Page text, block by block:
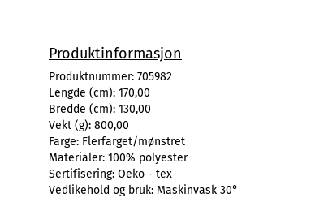
Produktinformasjon
Produktnummer: 705982
Lengde (cm): 170,00
Bredde (cm): 130,00
Vekt (g): 800,00
Farge: Flerfarget/mønstret
Materialer: 100% polyester
Sertifisering: Oeko - tex
Vedlikehold og bruk: Maskinvask 30°